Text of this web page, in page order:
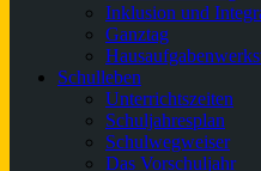
Inklusion und
Ganztag
Schulleben
Unterrichtszeiten
Schuljahresplan
Schulwegweiser
Das Vorschuljahr